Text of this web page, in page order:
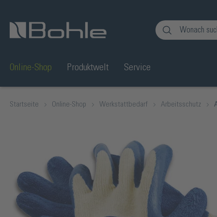
Online-Shop Produktwelt Service
Startseite Online-Shop Werkstattbedarf Arbeitsschutz